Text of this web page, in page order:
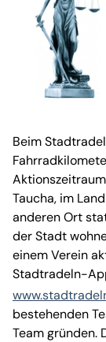
Beim
Taucha, im
anderen Ort
der Stadt
einem Verein
Stadtradeln-
bestehenden
Team gründen.